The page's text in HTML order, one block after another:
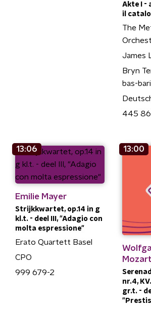
Akte I -
il
The
James
Bryn
bas-
445
13:06
Emilie Mayer
Strijkkwartet, op.14 in g
kl.t. - deel III, "Adagio con
molta espressione"
Erato Quartett Basel
CPO
999 679-2
13:00
nr.4,
gr.t. -